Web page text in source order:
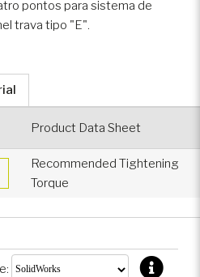
pontos para sistema de
trava tipo "E".
Product Data Sheet
Recommended Tightening
Torque